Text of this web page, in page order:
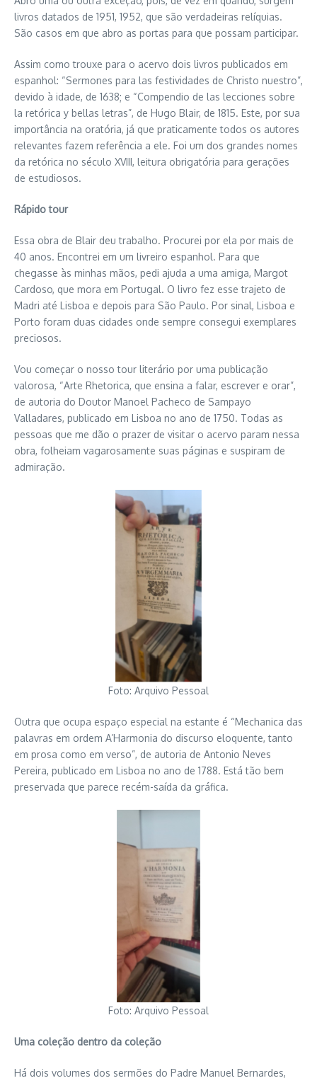
livros datados de 1951, 1952, que são verdadeiras relíquias.
São casos em que abro as portas para que possam participar.
Assim como trouxe para o acervo dois livros publicados em
espanhol: “Sermones para las festividades de Christo nuestro”,
devido à idade, de 1638; e “Compendio de las lecciones sobre
la retórica y bellas letras”, de Hugo Blair, de 1815. Este, por sua
importância na oratória, já que praticamente todos os autores
relevantes fazem referência a ele. Foi um dos grandes nomes
da retórica no século XVIII, leitura obrigatória para gerações
de estudiosos.
Rápido tour
Essa obra de Blair deu trabalho. Procurei por ela por mais de
40 anos. Encontrei em um livreiro espanhol. Para que
chegasse às minhas mãos, pedi ajuda a uma amiga, Margot
Cardoso, que mora em Portugal. O livro fez esse trajeto de
Madri até Lisboa e depois para São Paulo. Por sinal, Lisboa e
Porto foram duas cidades onde sempre consegui exemplares
preciosos.
Vou começar o nosso tour literário por uma publicação
valorosa, “Arte Rhetorica, que ensina a falar, escrever e orar”,
de autoria do Doutor Manoel Pacheco de Sampayo
Valladares, publicado em Lisboa no ano de 1750. Todas as
pessoas que me dão o prazer de visitar o acervo param nessa
obra, folheiam vagarosamente suas páginas e suspiram de
admiração.
Foto: Arquivo Pessoal
Outra que ocupa espaço especial na estante é “Mechanica das
palavras em ordem A’Harmonia do discurso eloquente, tanto
em prosa como em verso”, de autoria de Antonio Neves
Pereira, publicado em Lisboa no ano de 1788. Está tão bem
preservada que parece recém-saída da gráfica.
Foto: Arquivo Pessoal
Uma coleção dentro da coleção
Há dois volumes dos sermões do Padre Manuel Bernardes,